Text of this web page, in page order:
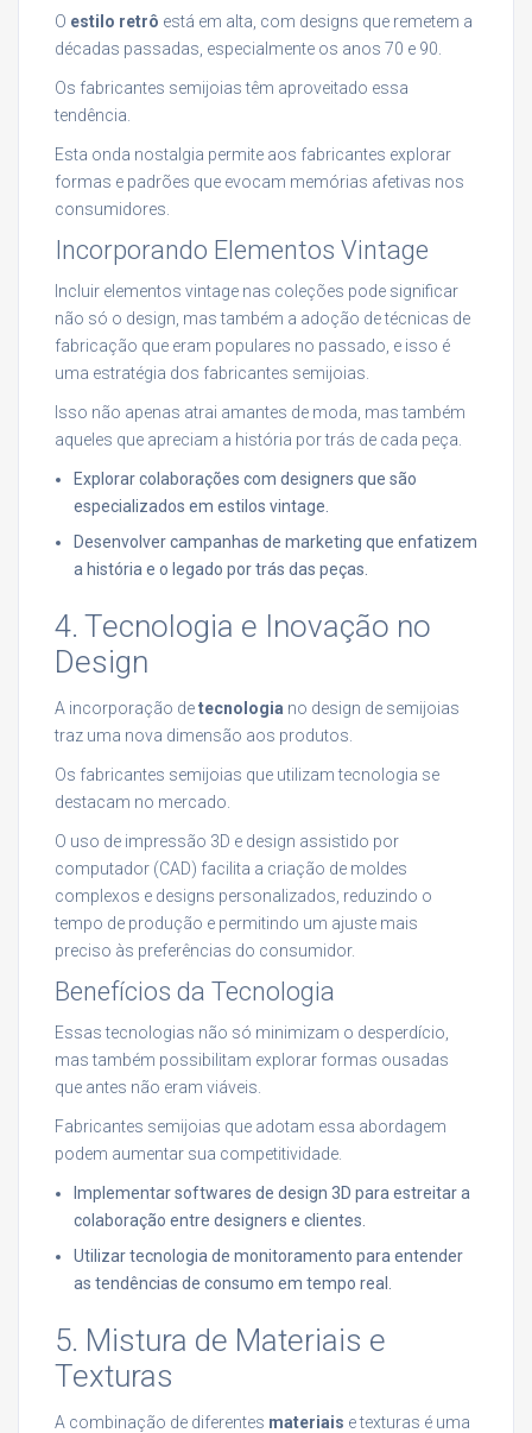
O estilo retrô está em alta, com designs que remetem a
décadas passadas, especialmente os anos 70 e 90.
Os fabricantes semijoias têm aproveitado essa
tendência.
Esta onda nostalgia permite aos fabricantes explorar
formas e padrões que evocam memórias afetivas nos
consumidores.
Incorporando Elementos Vintage
Incluir elementos vintage nas coleções pode significar
não só o design, mas também a adoção de técnicas de
fabricação que eram populares no passado, e isso é
uma estratégia dos fabricantes semijoias.
Isso não apenas atrai amantes de moda, mas também
aqueles que apreciam a história por trás de cada peça.
Explorar colaborações com designers que são
especializados em estilos vintage.
Desenvolver campanhas de marketing que enfatizem
a história e o legado por trás das peças.
4. Tecnologia e Inovação no
Design
A incorporação detecnologia no design de semijoias
traz uma nova dimensão aos produtos.
Os fabricantes semijoias que utilizam tecnologia se
destacam no mercado.
O uso de impressão 3D e design assistido por
computador (CAD) facilita a criação de moldes
complexos e designs personalizados, reduzindo o
tempo de produção e permitindo um ajuste mais
preciso às preferências do consumidor.
Benefícios da Tecnologia
Essas tecnologias não só minimizam o desperdício,
mas também possibilitam explorar formas ousadas
que antes não eram viáveis.
Fabricantes semijoias que adotam essa abordagem
podem aumentar sua competitividade.
Implementar softwares de design 3D para estreitar a
colaboração entre designers e clientes.
Utilizar tecnologia de monitoramento para entender
as tendências de consumo em tempo real.
5. Mistura de Materiais e
Texturas
A combinação de diferentes materiais e texturas é uma